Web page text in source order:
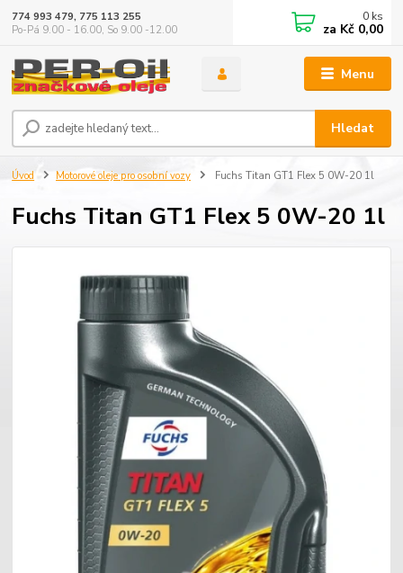
Menu
Hledat
774 993 479, 775 113 255
Po-Pá 9.00 - 16.00, So 9.00 -12.00
0 ks
za Kč 0,00
Úvod Motorové oleje pro osobní vozy Fuchs Titan GT1 Flex 5 0W-20 1l
Fuchs Titan GT1 Flex 5 0W-20 1l